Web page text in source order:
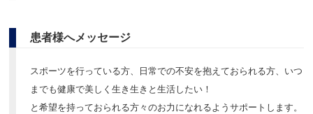
患者様へメッセージ
スポーツを行っている方、日常での不安を抱えておられる方、いつ
までも健康で美しく生き生きと生活したい！
と希望を持っておられる方々のお力になれるようサポートします。